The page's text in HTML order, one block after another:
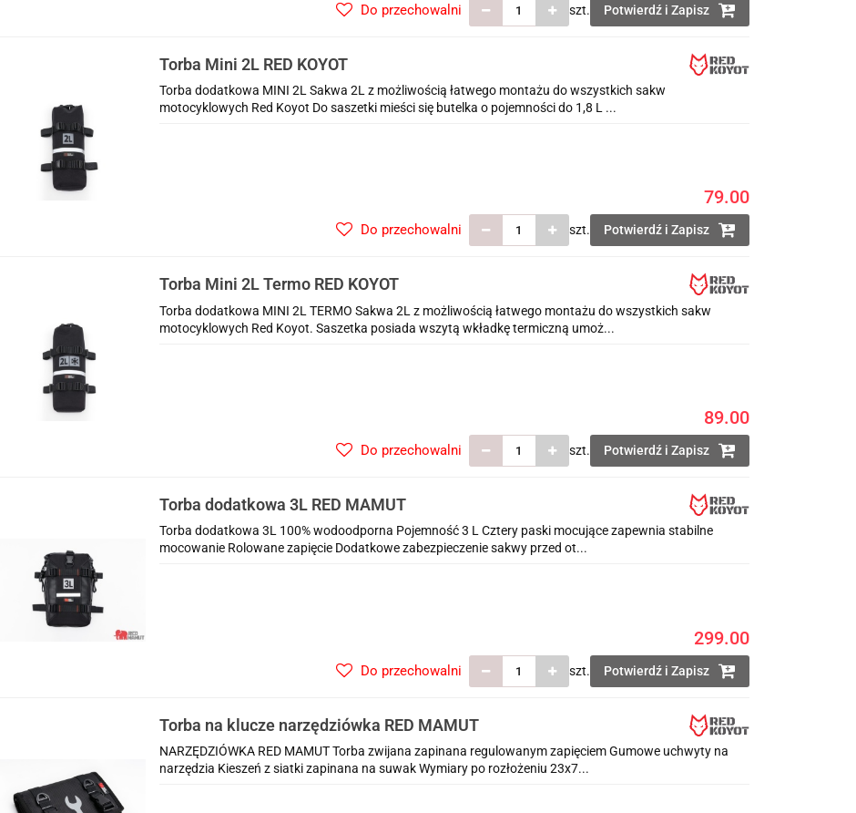
szt. Potwierdź i Zapisz
Do przechowalni
Torba Mini 2L RED KOYOT
Torba dodatkowa MINI 2L Sakwa 2L z możliwością łatwego montażu do wszystkich sakw
motocyklowych Red Koyot Do saszetki mieści się butelka o pojemności do 1,8 L ...
79.00
szt. Potwierdź i Zapisz
Do przechowalni
Torba Mini 2L Termo RED KOYOT
Torba dodatkowa MINI 2L TERMO Sakwa 2L z możliwością łatwego montażu do wszystkich sakw
motocyklowych Red Koyot. Saszetka posiada wszytą wkładkę termiczną umoż...
89.00
szt. Potwierdź i Zapisz
Do przechowalni
Torba dodatkowa 3L RED MAMUT
Torba dodatkowa 3L 100% wodoodporna Pojemność 3 L Cztery paski mocujące zapewnia stabilne
mocowanie Rolowane zapięcie Dodatkowe zabezpieczenie sakwy przed ot...
299.00
szt. Potwierdź i Zapisz
Do przechowalni
Torba na klucze narzędziówka RED MAMUT
NARZĘDZIÓWKA RED MAMUT Torba zwijana zapinana regulowanym zapięciem Gumowe uchwyty na
narzędzia Kieszeń z siatki zapinana na suwak Wymiary po rozłożeniu 23x7...